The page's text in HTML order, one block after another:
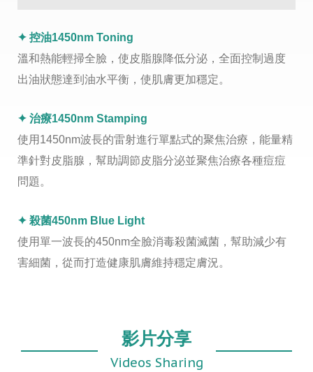
✦ 控油1450nm Toning
溫和熱能輕掃全臉，使皮脂腺降低分泌，全面控制過度
出油狀態達到油水平衡，使肌膚更加穩定。
✦ 治療1450nm Stamping
使用1450nm波長的雷射進行單點式的聚焦治療，能量精
準針對皮脂腺，幫助調節皮脂分泌並聚焦治療各種痘痘
問題。
✦ 殺菌450nm Blue Light
使用單一波長的450nm全臉消毒殺菌滅菌，幫助減少有
害細菌，從而打造健康肌膚維持穩定膚況。
影片分享
Videos Sharing